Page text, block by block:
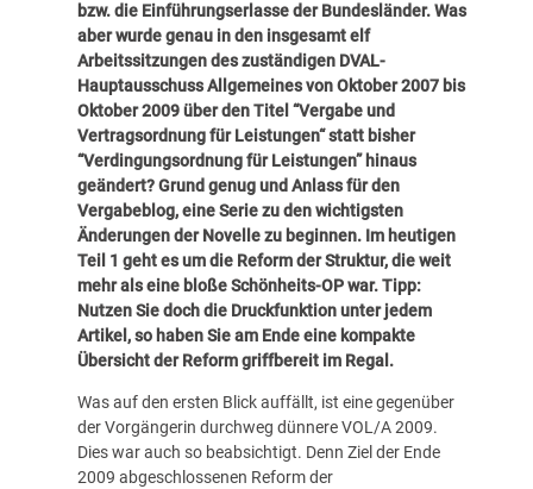
bzw. die Einführungserlasse der Bundesländer. Was
aber wurde genau in den insgesamt elf
Arbeitssitzungen des zuständigen DVAL-
Hauptausschuss Allgemeines von Oktober 2007 bis
Oktober 2009 über den Titel “Vergabe und
Vertragsordnung für Leistungen“ statt bisher
“Verdingungsordnung für Leistungen” hinaus
geändert? Grund genug und Anlass für den
Vergabeblog, eine Serie zu den wichtigsten
Änderungen der Novelle zu beginnen. Im heutigen
Teil 1 geht es um die Reform der Struktur, die weit
mehr als eine bloße Schönheits-OP war. Tipp:
Nutzen Sie doch die Druckfunktion unter jedem
Artikel, so haben Sie am Ende eine kompakte
Übersicht der Reform griffbereit im Regal.
Was auf den ersten Blick auffällt, ist eine gegenüber
der Vorgängerin durchweg dünnere VOL/A 2009.
Dies war auch so beabsichtigt. Denn Ziel der Ende
2009 abgeschlossenen Reform der